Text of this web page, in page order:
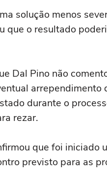
solução menos
que o resultado
Dal Pino não
durante o
rezar.
que foi iniciado
previsto para as